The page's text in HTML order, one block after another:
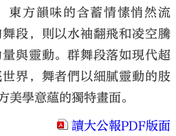
東方韻味的含蓄情愫悄然流
段，則以水袖翻飛和凌空騰
與靈動。群舞段落如現代超
界，舞者們以細膩靈動的肢
美學意蘊的獨特畫面。
讀大公報PDF版面